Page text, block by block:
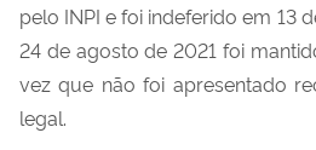
pelo INPI e foi indeferido em 13
24 de agosto de 2021 foi
vez que não foi apresentado
legal.